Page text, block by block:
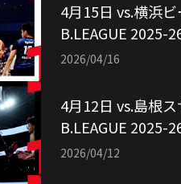
4月15日 vs.横浜
B.LEAGUE 2025-
（映像引用：アル
2026/04/16
4月12日 vs.島根
B.LEAGUE 2025-
（映像引用：アル
2026/04/12